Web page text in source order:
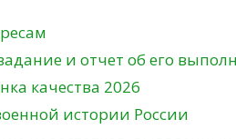
и отчет об его
качества 2026
истории России